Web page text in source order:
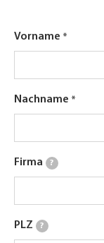
Vorname
Nachname
Firma ?
PLZ ?